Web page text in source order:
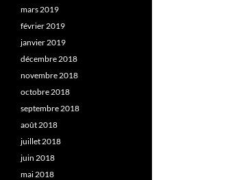
mars 2019
février 2019
janvier 2019
décembre 2018
novembre 2018
octobre 2018
septembre 2018
août 2018
juillet 2018
juin 2018
mai 2018